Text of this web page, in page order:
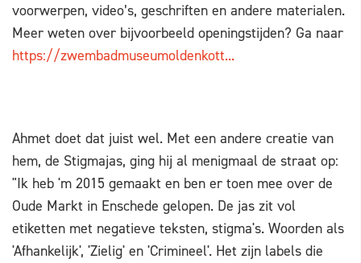
voorwerpen, video’s, geschriften en andere materialen.
Meer weten over bijvoorbeeld openingstijden? Ga naar
https://zwembadmuseumoldenkott...
Ahmet doet dat juist wel. Met een andere creatie van
hem, de Stigmajas, ging hij al menigmaal de straat op:
"Ik heb 'm 2015 gemaakt en ben er toen mee over de
Oude Markt in Enschede gelopen. De jas zit vol
etiketten met negatieve teksten, stigma's. Woorden als
'Afhankelijk', 'Zielig' en 'Crimineel'. Het zijn labels die